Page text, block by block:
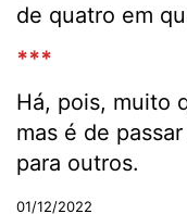
de quatro em
***
Há, pois, muito
mas é de
para outros.
01/12/2022